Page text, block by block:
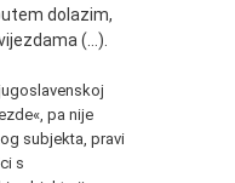
dolazim,
(…).
pa nije
subjekta, pravi
s